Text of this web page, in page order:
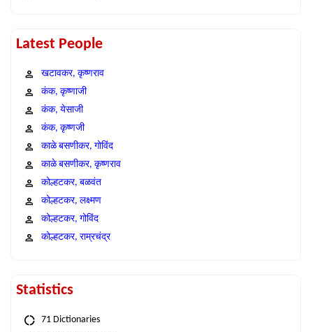
Latest People
खटावकर, कृष्णराव
कंक, कृष्णाजी
कंक, येसाजी
कंक, कृष्णजी
काळे बसणीकर, गोविंद
काळे बसणीकर, कृष्णराव
कोल्हटकर, बळवंत
कोल्हटकर, लक्ष्मण
कोल्हटकर, गोविंद
कोल्हटकर, राम्रचंद्र
Statistics
71 Dictionaries